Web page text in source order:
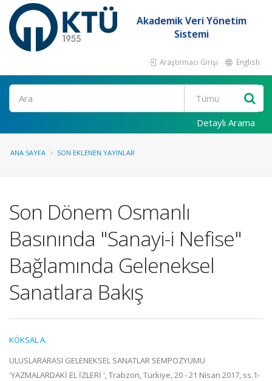
Akademik Veri Yönetim
Sistemi
Araştırmacı Girişi English
Ara
Detaylı Arama
ANA SAYFA SON EKLENEN YAYINLAR
Son Dönem Osmanlı
Basınında "Sanayi-i Nefise"
Bağlamında Geleneksel
Sanatlara Bakış
KÖKSAL A.
ULUSLARARASI GELENEKSEL SANATLAR SEMPOZYUMU
'YAZMALARDAKİ EL İZLERİ ', Trabzon, Türkiye, 20 - 21 Nisan 2017, ss.1-